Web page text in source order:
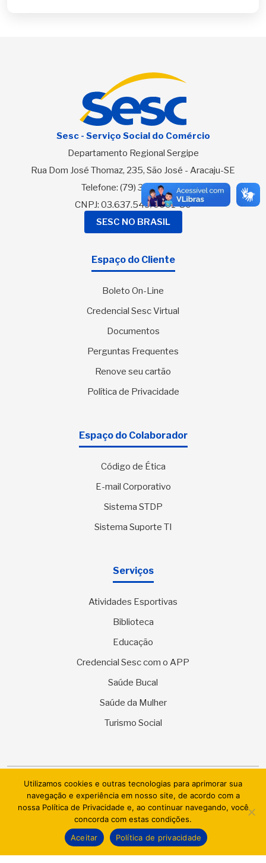
Sesc - Serviço Social do Comércio
Departamento Regional Sergipe
Rua Dom José Thomaz, 235, São José - Aracaju-SE
Telefone: (79) 3216-2700
CNPJ: 03.637.549/0001-80
SESC NO BRASIL
Espaço do Cliente
Boleto On-Line
Credencial Sesc Virtual
Documentos
Perguntas Frequentes
Renove seu cartão
Política de Privacidade
Espaço do Colaborador
Código de Ética
E-mail Corporativo
Sistema STDP
Sistema Suporte TI
Serviços
Atividades Esportivas
Biblioteca
Educação
Credencial Sesc com o APP
Saúde Bucal
Saúde da Mulher
Turismo Social
© 2026 SESC Sergipe - Serviço Social do Comércio. Todos os
direitos reservados.
AI.BRAZIL TECHNOLOGIES & DATACENTER LTDA
Utilizamos cookies e outras tecnologias para aprimorar sua
navegação e experiência em nosso site, de acordo com a
nossa Política de Privacidade e, ao continuar navegando, você
concorda com estas condições.
Aceitar
Política de privacidade